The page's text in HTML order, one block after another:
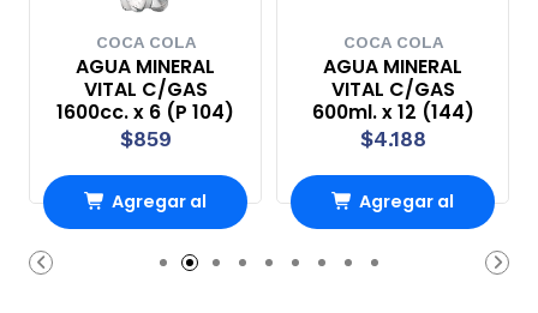
COCA COLA
AGUA MINERAL
VITAL C/GAS
1600cc. x 6 (P 104)
$859
Agregar al
carrito
COCA COLA
AGUA MINERAL
VITAL C/GAS
600ml. x 12 (144)
$4.188
Agregar al
carrito